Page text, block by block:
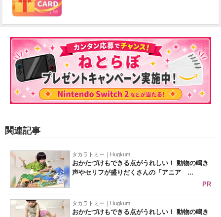
関連記事
タカラトミー｜Hugkum
おかたづけもできる点がうれしい！ 動物の鳴き
声やセリフが盛りだくさんの「アニア ...
PR
タカラトミー｜Hugkum
おかたづけもできる点がうれしい！ 動物の鳴き